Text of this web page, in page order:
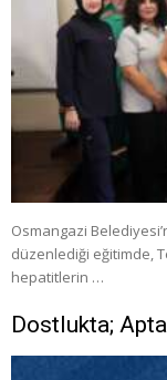
Osmangazi
düzenlediği eğitimde,
hepatitlerin …
Dostlukta;